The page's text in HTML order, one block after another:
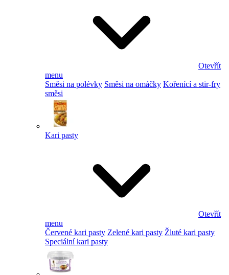
Otevřít
menu
Směsi na polévky Směsi na omáčky Kořenící a stir-fry
směsi
Kari pasty
Otevřít
menu
Červené kari pasty Zelené kari pasty Žluté kari pasty
Speciální kari pasty